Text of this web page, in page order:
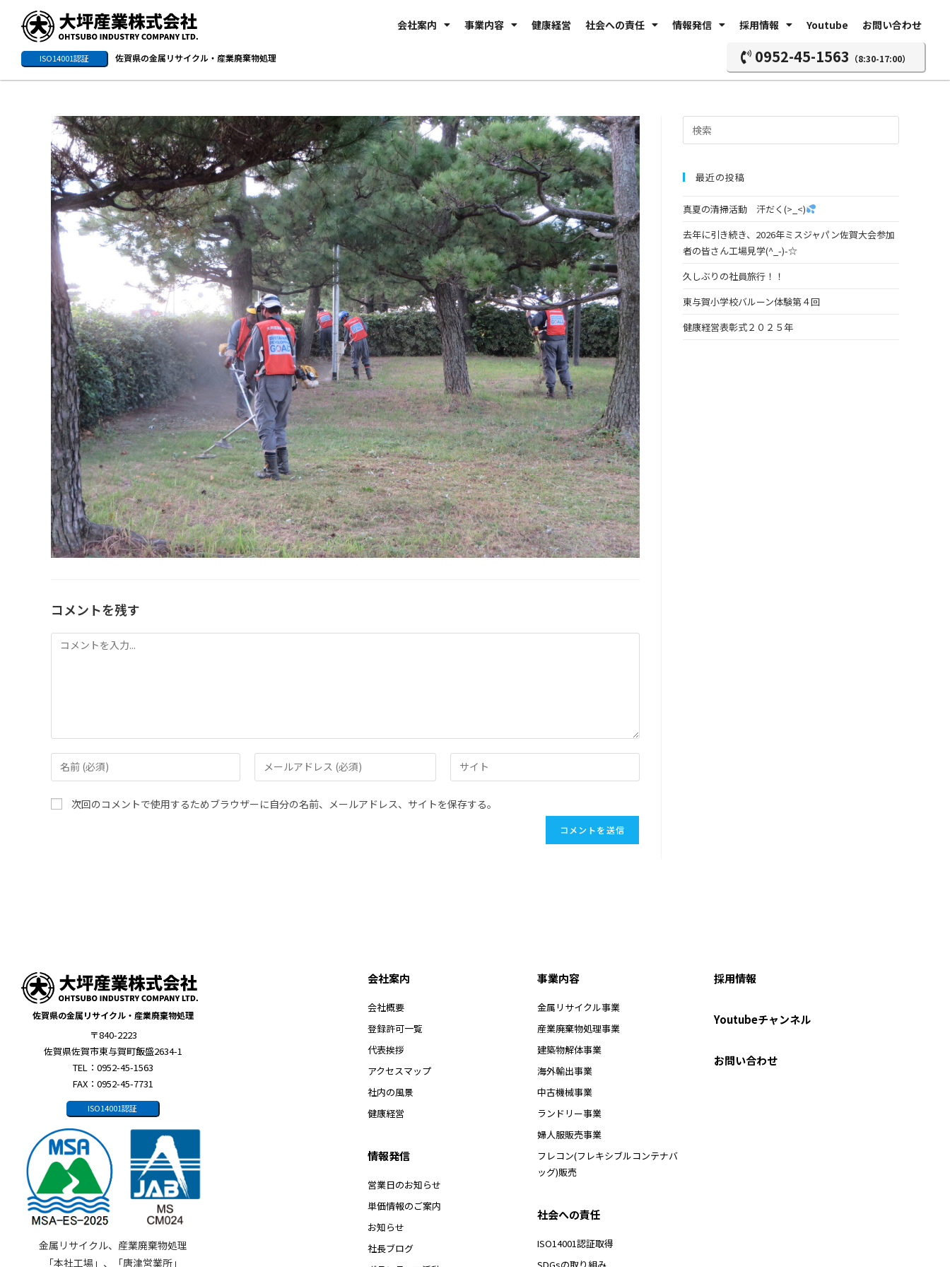
会社案内 事業内容 健康経営 社会への責任 情報発信 採用情報 Youtube お問い合わせ
ISO14001認証 佐賀県の金属リサイクル・産業廃棄物処理 0952-45-1563 （8:30-17:00）
コメントを残す
次回のコメントで使用するためブラウザーに自分の名前、メールアドレス、サイトを保存する。
最近の投稿
真夏の清掃活動 汗だく(>_<)
去年に引き続き、2026年ミスジャパン佐賀大会参加
者の皆さん工場見学(^_-)-☆
久しぶりの社員旅行！！
東与賀小学校バルーン体験第４回
健康経営表彰式２０２５年
佐賀県の金属リサイクル・産業廃棄物処理
〒840-2223
佐賀県佐賀市東与賀町飯盛2634-1
TEL：0952-45-1563
FAX：0952-45-7731
ISO14001認証
金属リサイクル、産業廃棄物処理
「本社工場」、「唐津営業所」
会社案内
会社概要
登録許可一覧
代表挨拶
アクセスマップ
社内の風景
健康経営
情報発信
営業日のお知らせ
単価情報のご案内
お知らせ
社長ブログ
事業内容
金属リサイクル事業
産業廃棄物処理事業
建築物解体事業
海外輸出事業
中古機械事業
ランドリー事業
婦人服販売事業
フレコン(フレキシブルコンテナバ
ッグ)販売
社会への責任
ISO14001認証取得
採用情報
Youtubeチャンネル
お問い合わせ